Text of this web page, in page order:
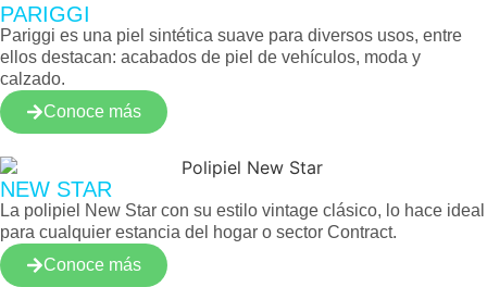
PARIGGI
Pariggi es una piel sintética suave para diversos usos, entre
ellos destacan: acabados de piel de vehículos, moda y
calzado.
Conoce más
NEW STAR
La polipiel New Star con su estilo vintage clásico, lo hace ideal
para cualquier estancia del hogar o sector Contract.
Conoce más